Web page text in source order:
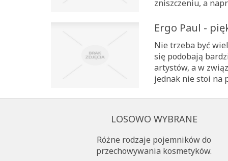
zniszczeniu, a
Ergo Paul -
Nie trzeba być
się podobają
artystów, a w
jednak nie stoi na
LOSOWO WYBRANE
Różne rodzaje pojemników do
przechowywania kosmetyków.